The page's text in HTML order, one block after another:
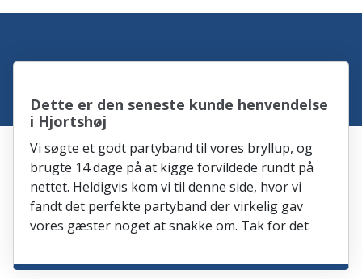
Dette er den seneste kunde henvendelse
i Hjortshøj
Vi søgte et godt partyband til vores bryllup, og
brugte 14 dage på at kigge forvildede rundt på
nettet. Heldigvis kom vi til denne side, hvor vi
fandt det perfekte partyband der virkelig gav
vores gæster noget at snakke om. Tak for det